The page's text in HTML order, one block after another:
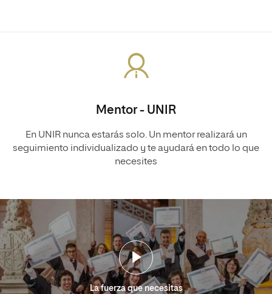
Mentor - UNIR
En UNIR nunca estarás solo. Un mentor realizará un
seguimiento individualizado y te ayudará en todo lo que
necesites
La fuerza que necesitas